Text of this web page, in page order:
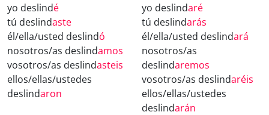
yo deslindé
tú deslindaste
él/ella/usted deslindó
nosotros/as deslindamos
vosotros/as deslindasteis
ellos/ellas/ustedes
deslindaron
yo deslindaré
tú deslindarás
él/ella/usted deslindará
nosotros/as
deslindaremos
vosotros/as deslindaréis
ellos/ellas/ustedes
deslindarán